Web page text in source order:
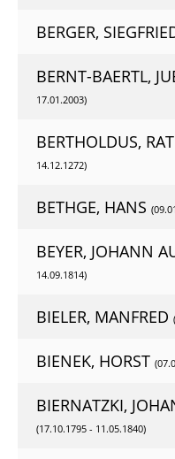
BERGER,
BERNT-BAERTL,
17.01.2003)
BERTHOLDUS,
14.12.1272)
BETHGE, HANS
BEYER, JOHANN
14.09.1814)
BIELER, MANFRED
BIENEK, HORST
BIERNATZKI,
(17.10.1795 - 11.05.1840)